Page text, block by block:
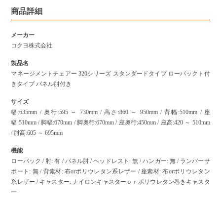
商品詳細
メーカー
コクヨ株式会社
製品名
マネージメントチェアー 320シリーズ スタンダードタイプ ローバックト付
きタイプ パネル肘付き
サイズ
幅:635mm / 奥行:595 ～ 730mm / 高さ:860 ～ 950mm / 背幅:510mm / 座
幅:510mm / 脚幅:670mm / 脚奥行:670mm / 座奥行:450mm / 座高:420 ～ 510mm
/ 肘高:605 ～ 695mm
機能
ローバック / 肘: 有 / パネル肘 / ヘッドレスト: 無 / ハンガー: 無 / ランバーサ
ポート: 無 / 背素材: 布orポリウレタン系レザー / 座素材: 布orポリウレタン
系レザー / キャスター: ナイロンキャスターｏｒポリウレタン巻きキャスタ
ー